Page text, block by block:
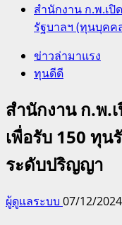
สำนักงาน ก.พ.เ
รัฐบาลฯ (ทุนบุค
ข่าวล่ามาแรง
ทุนดีดี
สำนักงาน ก.พ.
เพื่อรับ 150 ทุ
ระดับปริญญา
ผู้ดูแลระบบ 07/12/2024